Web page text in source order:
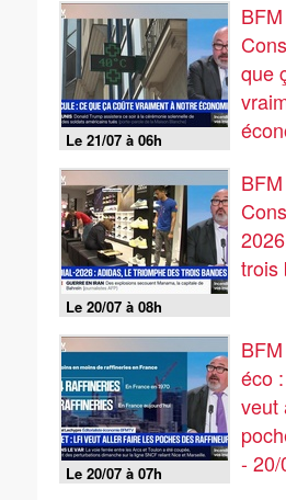
Le 21/07 à 06h
que
Le 20/07 à 08h
trois
Le 20/07 à 07h
éco
veut
- 20/